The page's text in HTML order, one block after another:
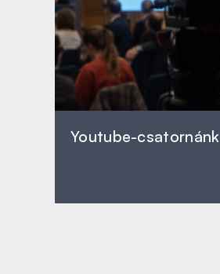
Youtube-csatornánk